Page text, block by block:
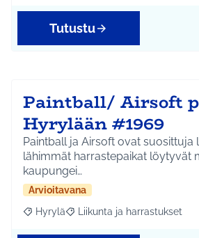
Tutustu
Paintball/ Airsoft
Hyrylään #1969
Paintball ja Airsoft ovat suosittuja
lähimmät harrastepaikat löytyvät
kaupungei…
Arvioitavana
Rajaa tulokset aihepiirin mukaan:
Hyrylä Rajaa tulokset teeman
Liikunta ja harrastukset